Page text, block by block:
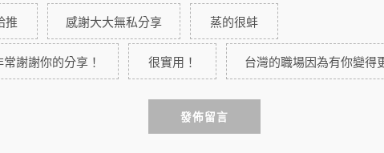
推 感謝大大無私分享 蒸的很蚌
謝謝你的分享！ 很實用！ 台灣的職場因為有你變得
發佈留言